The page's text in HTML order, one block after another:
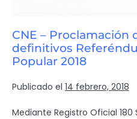
CNE – Proclamación
definitivos
Popular 2018
Publicado el 14 febrero, 2018
Mediante Registro Oficial